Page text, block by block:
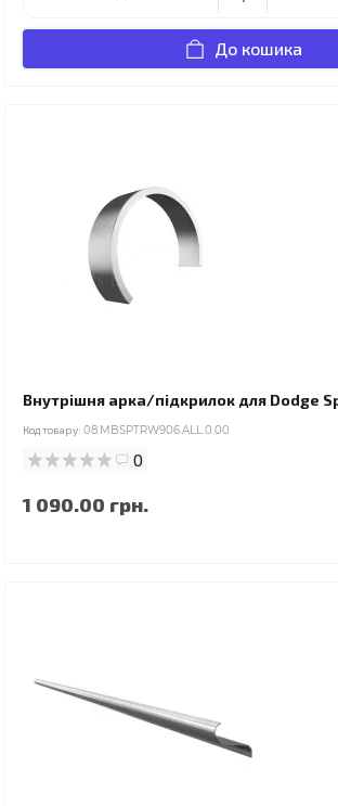
До кошика
Внутрішня арка/підкрилок для Dodge
Код товару: 08.MBSPTRW906.ALL.0.00
0
1 090.00 грн.